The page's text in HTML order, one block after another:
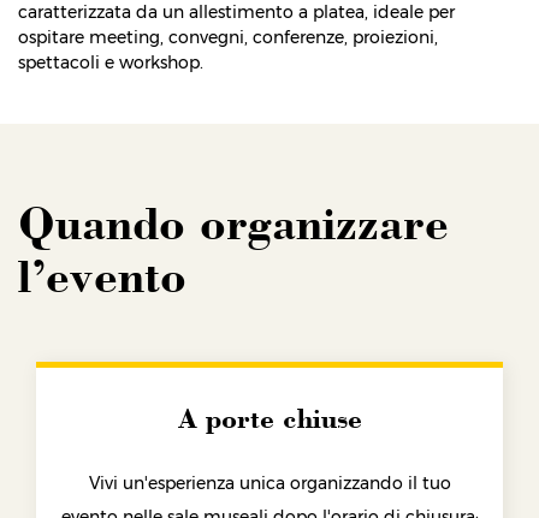
caratterizzata da un allestimento a platea, ideale per
ospitare meeting, convegni, conferenze, proiezioni,
spettacoli e workshop.
Quando organizzare
l’evento
A porte chiuse
Vivi un'esperienza unica organizzando il tuo